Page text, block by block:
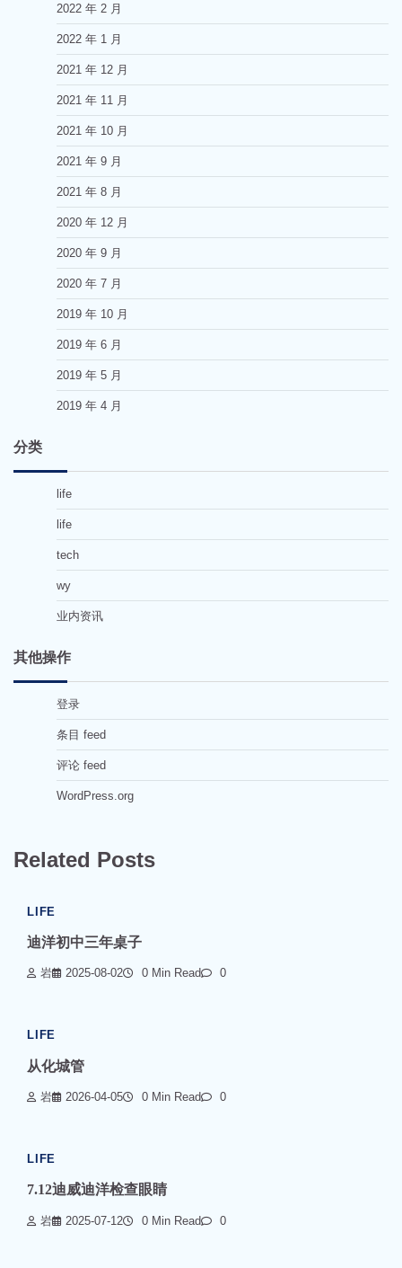
2022 年 2 月
2022 年 1 月
2021 年 12 月
2021 年 11 月
2021 年 10 月
2021 年 9 月
2021 年 8 月
2020 年 12 月
2020 年 9 月
2020 年 7 月
2019 年 10 月
2019 年 6 月
2019 年 5 月
2019 年 4 月
分类
life
life
tech
wy
业内资讯
其他操作
登录
条目 feed
评论 feed
WordPress.org
Related Posts
LIFE
迪洋初中三年桌子
岩 2025-08-02 0 Min Read 0
LIFE
从化城管
岩 2026-04-05 0 Min Read 0
LIFE
7.12迪威迪洋检查眼睛
岩 2025-07-12 0 Min Read 0